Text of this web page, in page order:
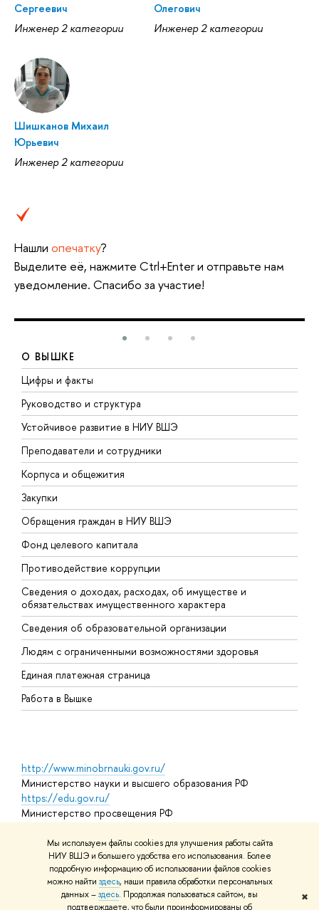
Мы используем файлы cookies для улучшения работы сайта
НИУ ВШЭ и большего удобства его использования. Более
подробную информацию об использовании файлов cookies
можно найти здесь, наши правила обработки персональных
данных –здесь. Продолжая пользоваться сайтом, вы
подтверждаете, что были проинформированы об
✖
Сергеевич
Инженер 2 категории
Олегович
Инженер 2 категории
Шишканов Михаил
Юрьевич
Инженер 2 категории
Нашли опечатку?
Выделите её, нажмите Ctrl+Enter и отправьте нам
уведомление. Спасибо за участие!
О ВЫШКЕ
Цифры и факты
Руководство и структура
Устойчивое развитие в НИУ ВШЭ
Преподаватели и сотрудники
Корпуса и общежития
Закупки
Обращения граждан в НИУ ВШЭ
Фонд целевого капитала
Противодействие коррупции
Сведения о доходах, расходах, об имуществе и
обязательствах имущественного характера
Сведения об образовательной организации
Людям с ограниченными возможностями здоровья
Единая платежная страница
Работа в Вышке
http://www.minobrnauki.gov.ru/
Министерство науки и высшего образования РФ
https://edu.gov.ru/
Министерство просвещения РФ
Массовые открытые онлайн-курсы
© НИУ ВШЭ 1993–2026 Адреса и контактыУсловия
использования материаловПолитика конфиденциальности